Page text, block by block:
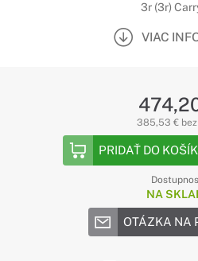
3r (3r)
VIAC
385,53 € bez
PRIDAŤ DO
NA
OTÁZKA NA